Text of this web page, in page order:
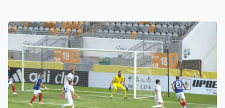
按輸入鍵開始搜尋